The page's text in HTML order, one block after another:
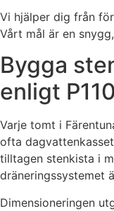
Vi hjälper dig från
Vårt mål är en
Bygga
enligt P110
Varje tomt i
ofta
tilltagen stenkista i
dräneringssystemet
Dimensioneringen